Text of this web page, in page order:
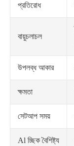
প্রতিরোধ
বায়ুচলাচল
উপলব্ধ আকার
ক্ষমতা
সেটআপ সময়
Al চ্ছিক বৈশিষ্ট্য